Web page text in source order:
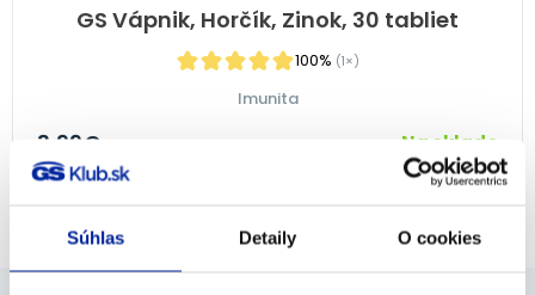
Súhlas Detaily O cookies
GS Vápnik, Horčík, Zinok, 30 tabliet
100% (1×)
Imunita
3,99€ Na sklade